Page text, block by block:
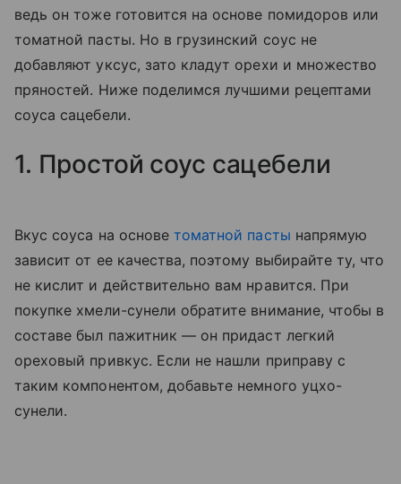
ведь он тоже готовится на основе помидоров или
томатной пасты. Но в грузинский соус не
добавляют уксус, зато кладут орехи и множество
пряностей. Ниже поделимся лучшими рецептами
соуса сацебели.
1. Простой соус сацебели
Вкус соуса на основетоматной пасты напрямую
зависит от ее качества, поэтому выбирайте ту, что
не кислит и действительно вам нравится. При
покупке хмели-сунели обратите внимание, чтобы в
составе был пажитник — он придаст легкий
ореховый привкус. Если не нашли приправу с
таким компонентом, добавьте немного уцхо-
сунели.